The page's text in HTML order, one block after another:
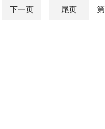
下一页 尾页 第